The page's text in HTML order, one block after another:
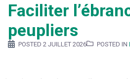
Faciliter
peupliers
POSTED 2 JUILLET 2026 POSTED IN